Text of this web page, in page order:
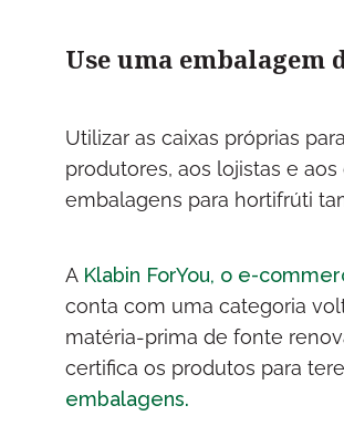
Use uma embalagem
Utilizar as caixas próprias
produtores, aos lojistas e
embalagens para hortifrúti
A Klabin ForYou, o e-
conta com uma categoria
matéria-prima de fonte
certifica os produtos para
embalagens.